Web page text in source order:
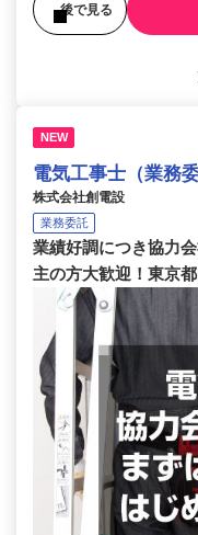
後で見る
NEW
電気工事士（業務委
株式会社創電設
業務委託
業績好調につき協力
主の方大歓迎！東京